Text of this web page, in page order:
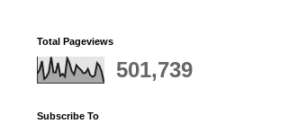
Total Pageviews
501,739
Subscribe To